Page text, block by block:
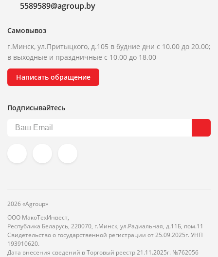
5589589@agroup.by
Самовывоз
г.Минск, ул.Притыцкого, д.105 в будние дни с 10.00 до 20.00;
в выходные и праздничные с 10.00 до 18.00
Написать обращение
Подписывайтесь
2026 «Agroup»
ООО МакоТехИнвест,
Республика Беларусь, 220070, г.Минск, ул.Радиальная, д.11Б, пом.11
Свидетельство о государственной регистрации от 25.09.2025г. УНП
193910620.
Дата внесения сведений в Торговый реестр 21.11.2025г. №762056